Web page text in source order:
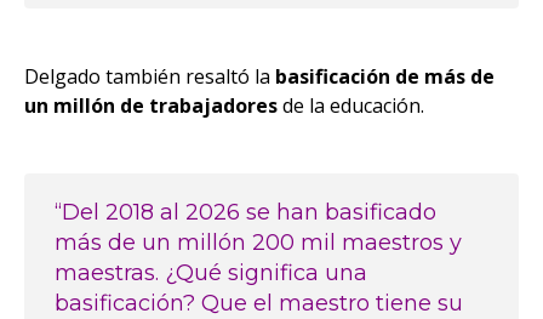
Delgado también resaltó la basificación de más de
un millón de trabajadoresde la educación.
“Del 2018 al 2026 se han basificado
más de un millón 200 mil maestros y
maestras. ¿Qué significa una
basificación? Que el maestro tiene su